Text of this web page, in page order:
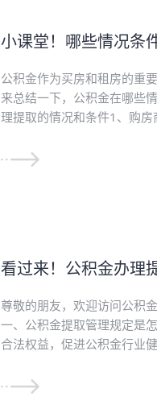
小课堂！哪些情况条
公积金作为买房和租房的重
来总结一下，公积金在哪些
理提取的情况和条件1、购
看过来！公积金办理
尊敬的朋友，欢迎访问公积
一、公积金提取管理规定是
合法权益，促进公积金行业